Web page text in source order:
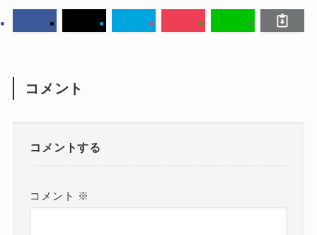
コメント
コメントする
コメント ※